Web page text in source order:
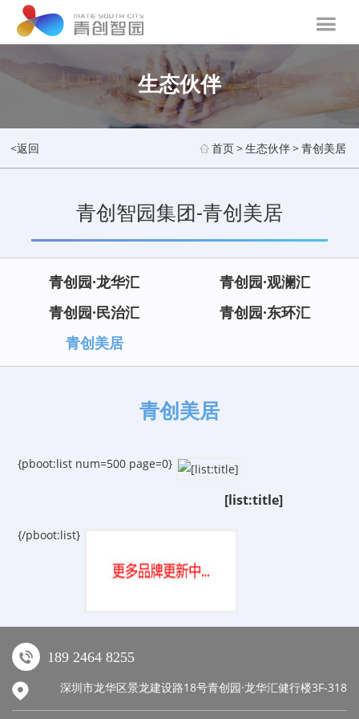
生态伙伴
<返回 首页>生态伙伴>青创美居
青创智园集团-青创美居
青创园·龙华汇
青创园·观澜汇
青创园·民治汇
青创园·东环汇
青创美居
青创美居
{pboot:list num=500 page=0}
[list:title]
{/pboot:list}
189 2464 8255
深圳市龙华区景龙建设路18号青创园·龙华汇健行楼3F-318